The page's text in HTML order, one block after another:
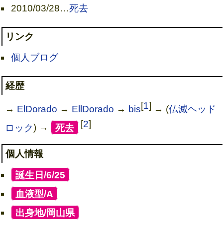
2010/03/28…死去
リンク
個人ブログ
経歴
→ ElDorado → EllDorado → bis[1] → (仏滅ヘッド
ロック) → [死去 [2]
個人情報
誕生日/6/25
血液型/A
出身地/岡山県]
砂の王国